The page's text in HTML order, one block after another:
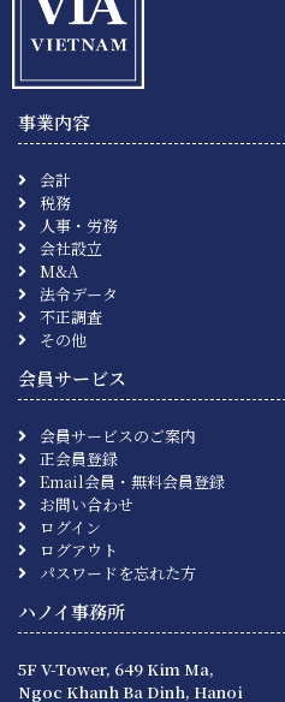
事業内容
会計
税務
人事・労務
会社設立
M&A
法令データ
不正調査
その他
会員サービス
会員サービスのご案内
正会員登録
Email会員・無料会員登録
お問い合わせ
ログイン
ログアウト
パスワードを忘れた方
ハノイ事務所
5F V-Tower, 649 Kim Ma,
Ngoc Khanh Ba Dinh, Hanoi